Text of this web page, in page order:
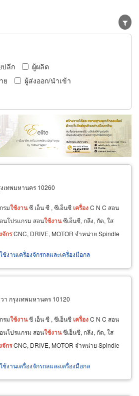
ปลีก
ผู้ผลิต
ย
ผู้ส่งออก/นำเข้า
เทพมหานคร 10260
รมใช้งานซี เอ็น ซี , ซีเอ็นซี เครื่องC N C สอน
นโปรแกรม สอนใช้งานซีเอ็นซี, กลึง, กัด, ใส
จักรCNC, DRIVE, MOTOR จำหน่าย Spindle
งานเครื่องจักรกลและเครื่องมือกล
า กรุงเทพมหานคร 10120
รมใช้งานซี เอ็น ซี , ซีเอ็นซี เครื่องC N C สอน
นโปรแกรม สอนใช้งานซีเอ็นซี, กลึง, กัด, ใส
จักรCNC, DRIVE, MOTOR จำหน่าย Spindle
งานเครื่องจักรกลและเครื่องมือกล